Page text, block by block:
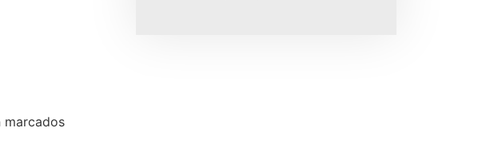
marcados